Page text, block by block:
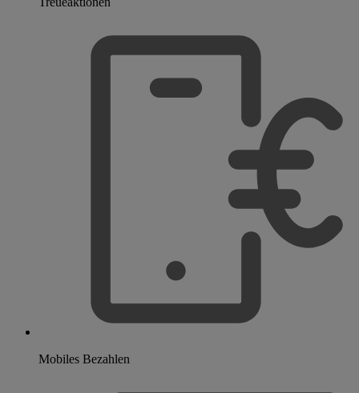
Mobiles Bezahlen